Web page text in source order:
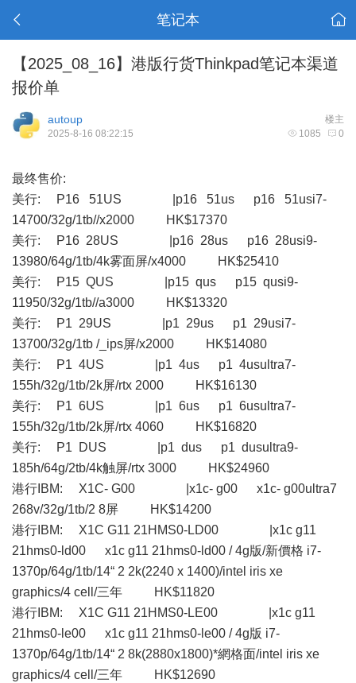
笔记本
【2025_08_16】港版行货Thinkpad笔记本渠道
报价单
楼主
autoup
1085 0
2025-8-16 08:22:15
最终售价:
美行: P16 51US |p16 51us p16 51usi7-
14700/32g/1tb//x2000 HK$17370
美行: P16 28US |p16 28us p16 28usi9-
13980/64g/1tb/4k雾面屏/x4000 HK$25410
美行: P15 QUS |p15 qus p15 qusi9-
11950/32g/1tb//a3000 HK$13320
美行: P1 29US |p1 29us p1 29usi7-
13700/32g/1tb /_ips屏/x2000 HK$14080
美行: P1 4US |p1 4us p1 4usultra7-
155h/32g/1tb/2k屏/rtx 2000 HK$16130
美行: P1 6US |p1 6us p1 6usultra7-
155h/32g/1tb/2k屏/rtx 4060 HK$16820
美行: P1 DUS |p1 dus p1 dusultra9-
185h/64g/2tb/4k触屏/rtx 3000 HK$24960
港行IBM: X1C- G00 |x1c- g00 x1c- g00ultra7
268v/32g/1tb/2 8屏 HK$14200
港行IBM: X1C G11 21HMS0-LD00 |x1c g11
21hms0-ld00 x1c g11 21hms0-ld00 / 4g版/新價格 i7-
1370p/64g/1tb/14“ 2 2k(2240 x 1400)/intel iris xe
graphics/4 cell/三年 HK$11820
港行IBM: X1C G11 21HMS0-LE00 |x1c g11
21hms0-le00 x1c g11 21hms0-le00 / 4g版 i7-
1370p/64g/1tb/14“ 2 8k(2880x1800)*網格面/intel iris xe
graphics/4 cell/三年 HK$12690